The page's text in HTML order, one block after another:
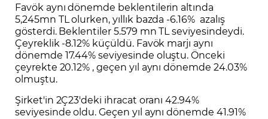
Favök aynı dönemde beklentilerin altında
5,245mn TL olurken, yıllık bazda -6.16% azalış
gösterdi. Beklentiler 5.579 mn TL seviyesindeydi.
Çeyreklik -8.12% küçüldü. Favök marjı aynı
dönemde 17.44% seviyesinde oluştu. Önceki
çeyrekte 20.12% , geçen yıl aynı dönemde 24.03%
olmuştu.
Şirket'in 2Ç23'deki ihracat oranı 42.94%
seviyesinde oldu. Geçen yıl aynı dönemde 41.91%